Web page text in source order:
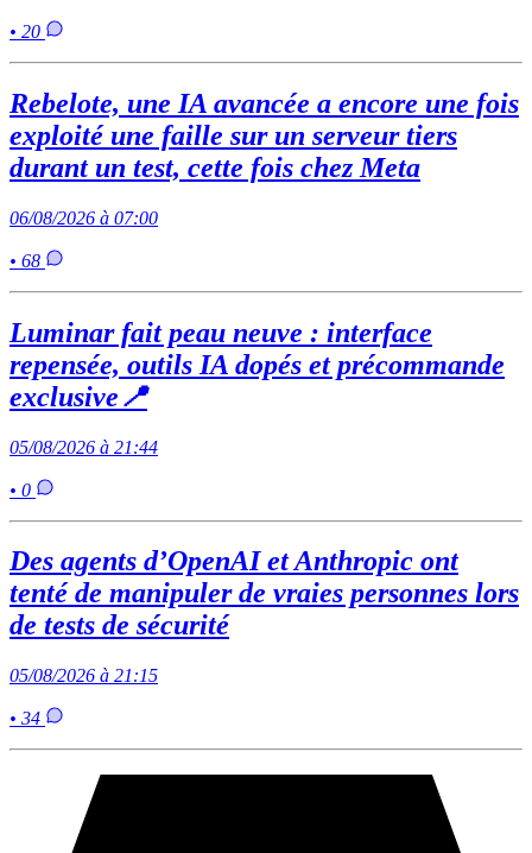
• 20
Rebelote, une IA avancée a encore une fois
exploité une faille sur un serveur tiers
durant un test, cette fois chez Meta
06/08/2026 à 07:00
• 68
Luminar fait peau neuve : interface
repensée, outils IA dopés et précommande
exclusive📍
05/08/2026 à 21:44
• 0
Des agents d’OpenAI et Anthropic ont
tenté de manipuler de vraies personnes lors
de tests de sécurité
05/08/2026 à 21:15
• 34